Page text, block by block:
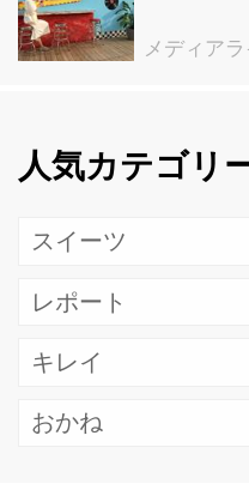
メディア
人気カテゴリ
スイーツ
レポート
キレイ
おかね